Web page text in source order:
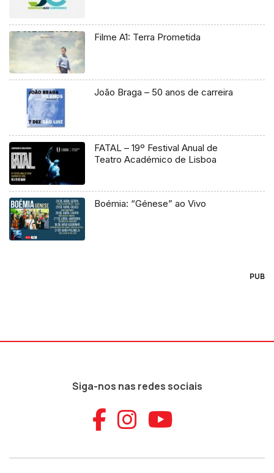
Filme A1: Terra Prometida
João Braga – 50 anos de carreira
FATAL – 19º Festival Anual de
Teatro Académico de Lisboa
Boémia: “Génese” ao Vivo
PUB
Siga-nos nas redes sociais
Aceder ao
Aceder ao
Aceder